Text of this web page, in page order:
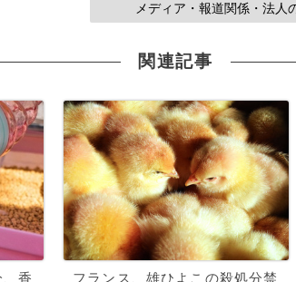
メディア・報道関係・法人
関連記事
香 フランス、雄ひよこの殺処分禁